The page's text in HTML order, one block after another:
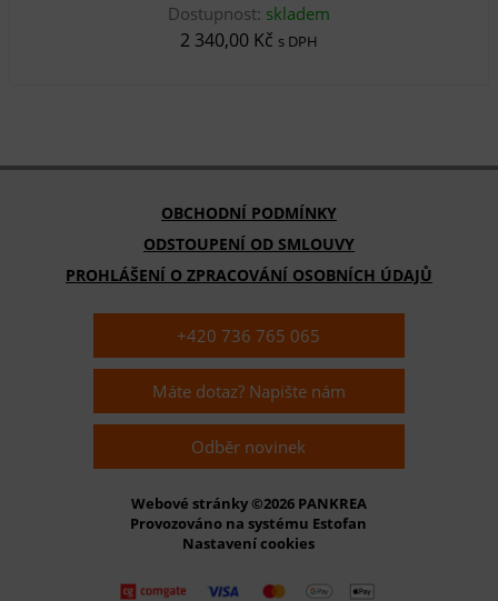
Dostupnost: skladem
2 340,00 Kč s DPH
OBCHODNÍ PODMÍNKY
ODSTOUPENÍ OD SMLOUVY
PROHLÁŠENÍ O ZPRACOVÁNÍ OSOBNÍCH ÚDAJŮ
+420 736 765 065
Máte dotaz? Napište nám
Odběr novinek
Webové stránky ©2026 PANKREA
Provozováno na systému Estofan
Nastavení cookies